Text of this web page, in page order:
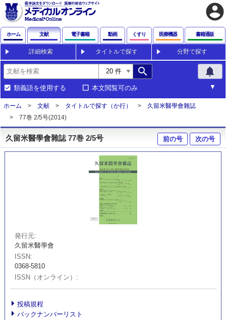
account_circle
ホーム 文献 電子書籍 動画 くすり 医療機器 書籍通販
詳細検索 タイトルで探す 分野で探す
search notifications
類義語を使用する 本文閲覧可のみ
ホーム 文献 タイトルで探す（か行）
久留米醫學會雜誌
77巻 2/5号(2014)
久留米醫學會雜誌 77巻 2/5号 前の号 次の号
発行元
久留米醫學會
ISSN
0368-5810
ISSN（オンライン）
投稿規程
バックナンバーリスト